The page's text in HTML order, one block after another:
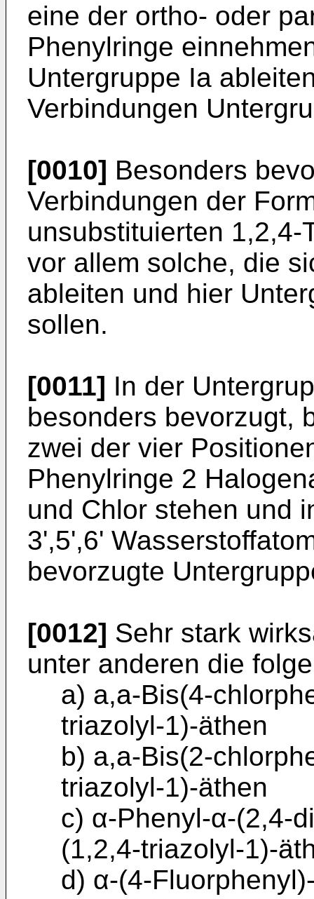
eine der ortho- oder
Phenylringe
Untergruppe Ia
Verbindungen
[0010] Besonders
Verbindungen der
unsubstituierten
vor allem solche, die
ableiten und hier
sollen.
[0011] In der
besonders bevorzugt,
zwei der vier
Phenylringe 2
und Chlor stehen und
3',5',6'
bevorzugte
[0012] Sehr stark
unter anderen die
a) a,a-Bis(4-
triazolyl-1)-äthen
b) a,a-Bis(2-
triazolyl-1)-äthen
c) α-Phenyl-α-(2,4-
(1,2,4-triazolyl-1)-
d) α-(4-